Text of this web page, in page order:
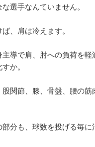
選手なんていません。
、肩は冷えます。
主導で肩、肘への負荷を軽
か。
股関節、膝、骨盤、腰の筋
部分も、球数を投げる毎に